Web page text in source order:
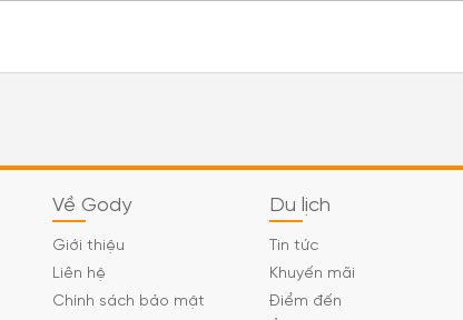
Về Gody
Giới thiệu
Liên hệ
Chính sách bảo mật
Du lịch
Tin tức
Khuyến mãi
Điểm đến